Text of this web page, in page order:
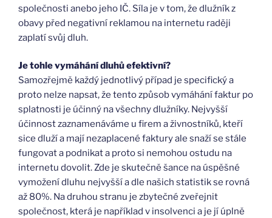
společnosti anebo jeho IČ. Síla je v tom, že dlužník z
obavy před negativní reklamou na internetu raději
zaplatí svůj dluh.
Je tohle vymáhání dluhů efektivní?
Samozřejmě každý jednotlivý případ je specifický a
proto nelze napsat, že tento způsob vymáhání faktur po
splatnosti je účinný na všechny dlužníky. Nejvyšší
účinnost zaznamenáváme u firem a živnostníků, kteří
sice dluží a mají nezaplacené faktury ale snaží se stále
fungovat a podnikat a proto si nemohou ostudu na
internetu dovolit. Zde je skutečně šance na úspěšné
vymožení dluhu nejvyšší a dle našich statistik se rovná
až 80%. Na druhou stranu je zbytečné zveřejnit
společnost, která je například v insolvenci a je jí úplně